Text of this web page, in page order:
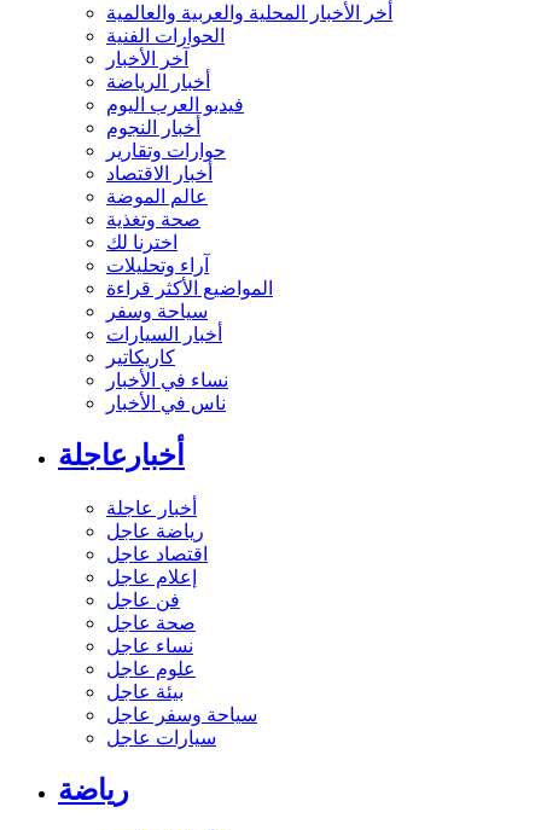
أخر الأخبار المحلية والعربية والعالمية
الحوارات الفنية
آخر الأخبار
أخبار الرياضة
فيديو العرب اليوم
أخبار النجوم
حوارات وتقارير
أخبار الاقتصاد
عالم الموضة
صحة وتغذية
اخترنا لك
آراء وتحليلات
المواضيع الأكثر قراءة
سياحة وسفر
أخبار السيارات
كاريكاتير
نساء في الأخبار
ناس في الأخبار
أخبارعاجلة
أخبار عاجلة
رياضة عاجل
اقتصاد عاجل
إعلام عاجل
فن عاجل
صحة عاجل
نساء عاجل
علوم عاجل
بيئة عاجل
سياحة وسفر عاجل
سيارات عاجل
رياضة